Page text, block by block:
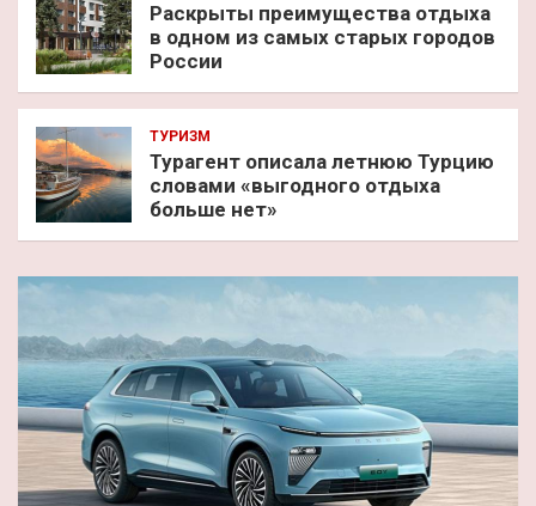
Раскрыты преимущества отдыха
в одном из самых старых городов
России
ТУРИЗМ
Турагент описала летнюю Турцию
словами «выгодного отдыха
больше нет»